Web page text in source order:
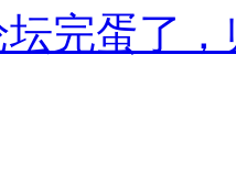
坛完蛋了